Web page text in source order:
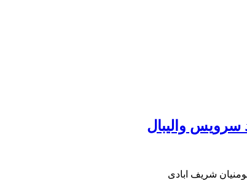
سرویس والیبال
شریف ابادی